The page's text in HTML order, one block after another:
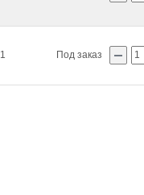
1 Под заказ